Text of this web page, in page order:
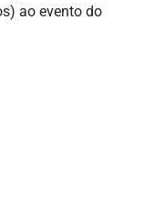
ao evento do